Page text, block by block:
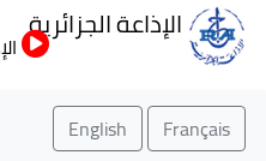
الإذاعة الجزائرية
Français
English